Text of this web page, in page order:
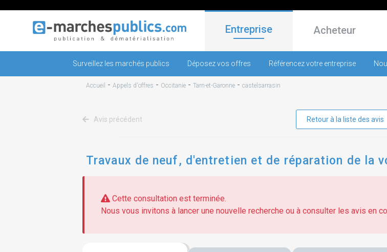
Entreprise Acheteur
Surveillez les marchés publics Déposez vos offres Référencez votre entreprise
Accueil - Appels d'offres - Occitanie - Tarn-et-Garonne - castelsarrasin
Avis précédent Retour à la liste des avis
Travaux de neuf, d'entretien et de réparation de la
Cette consultation est terminée.
Nous vous invitons à lancer une nouvelle recherche ou à consulter les avis en